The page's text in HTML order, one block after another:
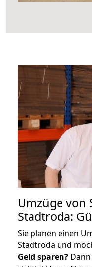
Umzüge von
Stadtroda:
Sie planen einen
Stadtroda und
Geld sparen?